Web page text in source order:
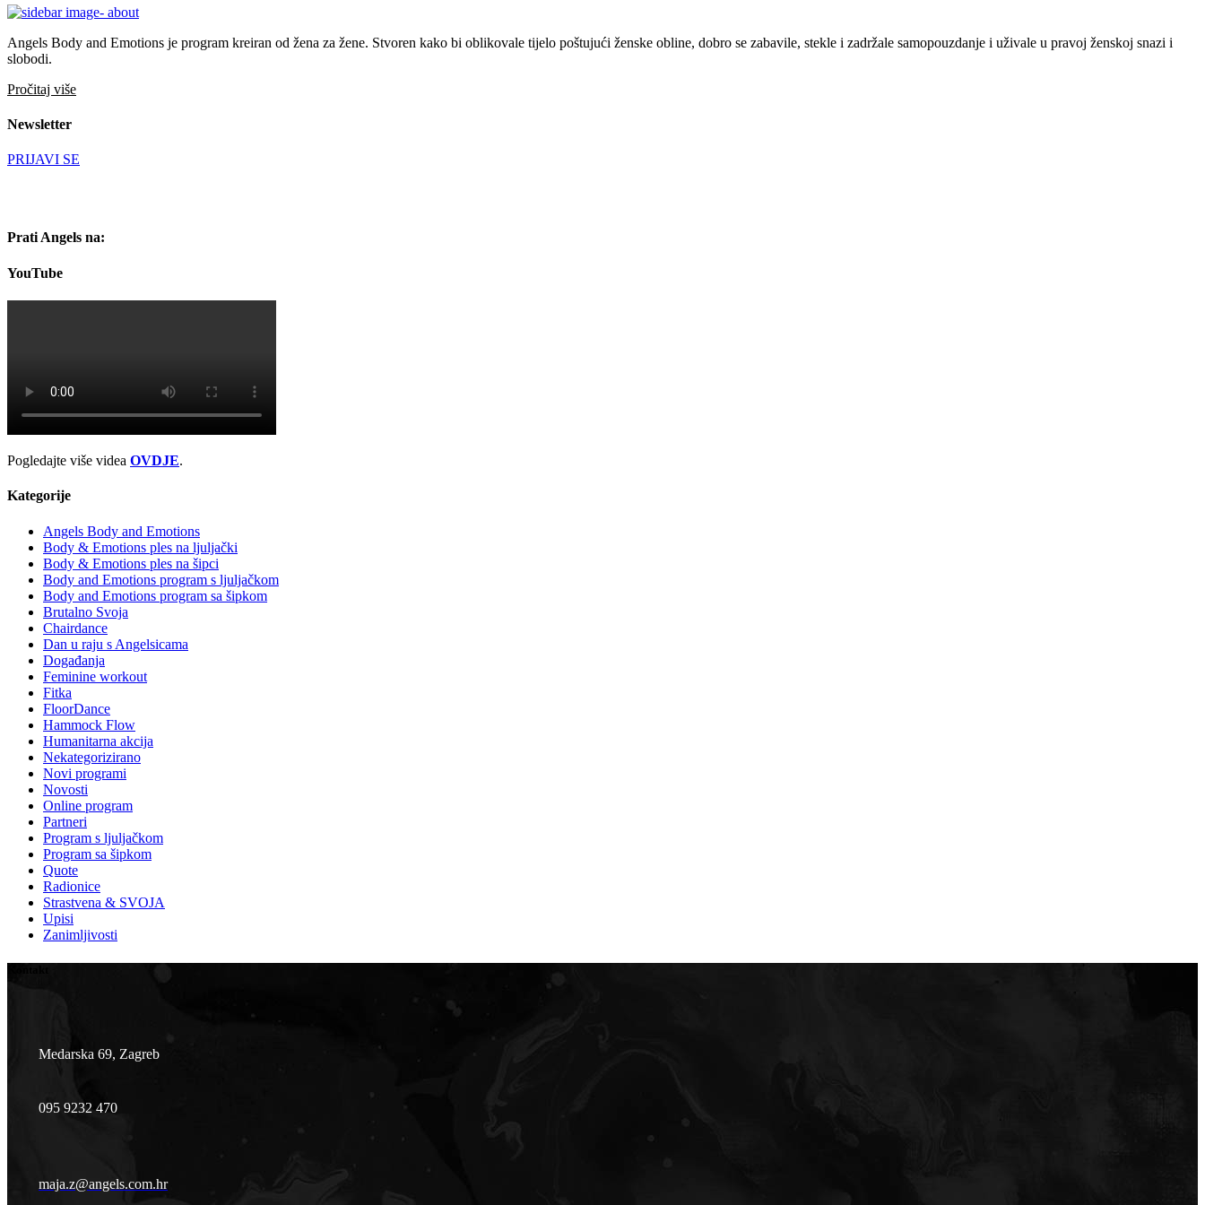
Angels Body and Emotions je program kreiran od žena za žene. Stvoren kako bi oblikovale tijelo poštujući ženske obline, dobro se zabavile, stekle i zadržale samopouzdanje i uživale u pravoj ženskoj snazi i
slobodi.
Pročitaj više
Newsletter
PRIJAVI SE
Prati Angels na:
YouTube
Pogledajte više videa OVDJE.
Kategorije
Angels Body and Emotions
Body & Emotions ples na ljuljački
Body & Emotions ples na šipci
Body and Emotions program s ljuljačkom
Body and Emotions program sa šipkom
Brutalno Svoja
Chairdance
Dan u raju s Angelsicama
Događanja
Feminine workout
Fitka
FloorDance
Hammock Flow
Humanitarna akcija
Nekategorizirano
Novi programi
Novosti
Online program
Partneri
Program s ljuljačkom
Program sa šipkom
Quote
Radionice
Strastvena & SVOJA
Upisi
Zanimljivosti
Medarska 69, Zagreb
095 9232 470
maja.z@angels.com.hr